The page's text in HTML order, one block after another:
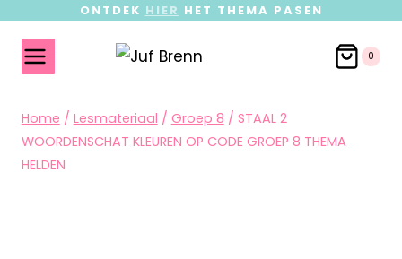
ONTDEK HIER HET THEMA PASEN
0
Home / Lesmateriaal / Groep 8 / STAAL 2
WOORDENSCHAT KLEUREN OP CODE GROEP 8 THEMA
HELDEN